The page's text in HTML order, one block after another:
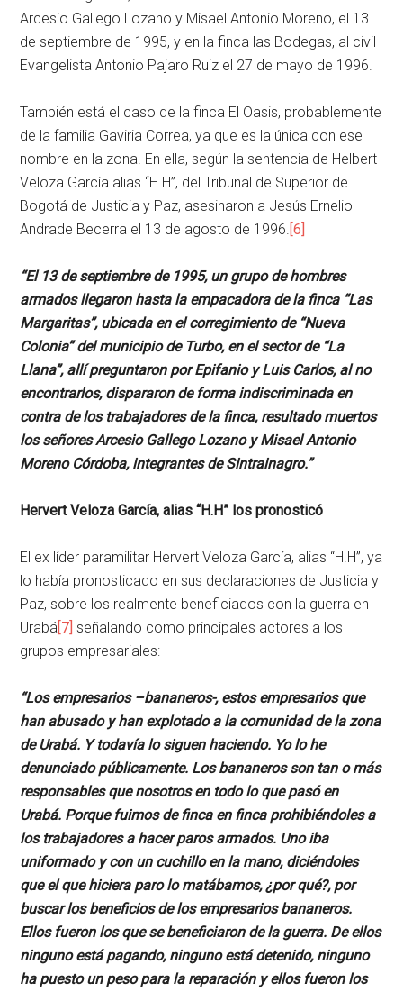
Arcesio Gallego Lozano y Misael Antonio Moreno, el 13
de septiembre de 1995, y en la finca las Bodegas, al civil
Evangelista Antonio Pajaro Ruiz el 27 de mayo de 1996.
También está el caso de la finca El Oasis, probablemente
de la familia Gaviria Correa, ya que es la única con ese
nombre en la zona. En ella, según la sentencia de Helbert
Veloza García alias “H.H”, del Tribunal de Superior de
Bogotá de Justicia y Paz, asesinaron a Jesús Ernelio
Andrade Becerra el 13 de agosto de 1996. [6]
“El 13 de septiembre de 1995, un grupo de hombres
armados llegaron hasta la empacadora de la finca “Las
Margaritas”, ubicada en el corregimiento de “Nueva
Colonia” del municipio de Turbo, en el sector de “La
Llana”, allí preguntaron por Epifanio y Luis Carlos, al no
encontrarlos, dispararon de forma indiscriminada en
contra de los trabajadores de la finca, resultado muertos
los señores Arcesio Gallego Lozano y Misael Antonio
Moreno Córdoba, integrantes de Sintrainagro.”
Hervert Veloza García, alias “H.H” los pronosticó
El ex líder paramilitar Hervert Veloza García, alias “H.H”, ya
lo había pronosticado en sus declaraciones de Justicia y
Paz, sobre los realmente beneficiados con la guerra en
Urabá[7] señalando como principales actores a los
grupos empresariales:
“Los empresarios –bananeros-, estos empresarios que
han abusado y han explotado a la comunidad de la zona
de Urabá. Y todavía lo siguen haciendo. Yo lo he
denunciado públicamente. Los bananeros son tan o más
responsables que nosotros en todo lo que pasó en
Urabá. Porque fuimos de finca en finca prohibiéndoles a
los trabajadores a hacer paros armados. Uno iba
uniformado y con un cuchillo en la mano, diciéndoles
que el que hiciera paro lo matábamos, ¿por qué?, por
buscar los beneficios de los empresarios bananeros.
Ellos fueron los que se beneficiaron de la guerra. De ellos
ninguno está pagando, ninguno está detenido, ninguno
ha puesto un peso para la reparación y ellos fueron los